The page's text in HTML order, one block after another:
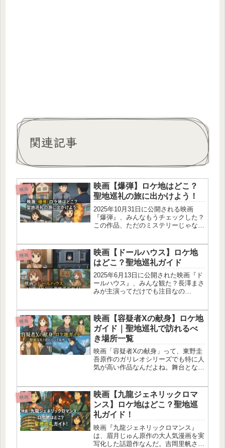
関連記事
映画
映画【爆弾】ロケ地はどこ？
聖地巡礼の旅に出かけよう！
2025年10月31日に公開される映画
『爆弾』、みんなもうチェックした？
この作品、ただのミステリーじゃなく
板橋区・茨城県守谷市・千葉県ロング
ウッドステーションの3か所。ど...
映画
映画【ドールハウス】ロケ地
はどこ？聖地巡礼ガイド
2025年6月13日に公開された映画『ド
ールハウス』、みんな観た？長澤まさ
みが主演ってだけでも注目なの
ことで、VOD好きな私としても見逃
せなかったんだよね。今回はその
『ド...
映画
映画【容疑者Xの献身】ロケ地
ガイド｜聖地巡礼で訪れるべ
き場所一覧
映画「容疑者Xの献身」って、東野圭
吾原作のガリレオシリーズでも特に人
気が高い作品なんだよね。舞台となっ
画の世界に入り込めちゃう。この記事
では「容疑者Xの献身 ロケ地 聖
地」...
映画
映画【九龍ジェネリックロマ
ンス】ロケ地はどこ？聖地巡
礼ガイド！
映画『九龍ジェネリックロマンス』
は、眉月じゅん原作の大人気漫画を実
写化した話題作なんだ。吉岡里帆さん